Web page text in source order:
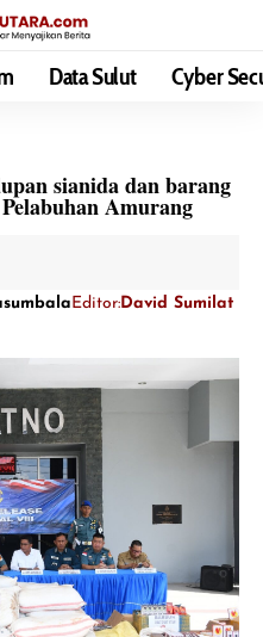
Data Sulut Cyber
sianida dan barang
Amurang
Editor:David Sumilat